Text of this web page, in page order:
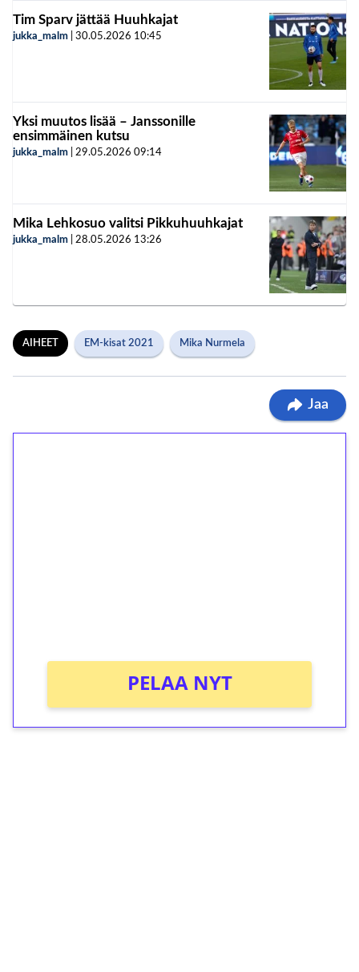
Tim Sparv jättää Huuhkajat
jukka_malm 30.05.2026 10:45
Yksi muutos lisää – Janssonille
ensimmäinen kutsu
jukka_malm 29.05.2026 09:14
Mika Lehkosuo valitsi Pikkuhuuhkajat
jukka_malm 28.05.2026 13:26
AIHEET EM-kisat 2021 Mika Nurmela
Jaa
PELAA NYT